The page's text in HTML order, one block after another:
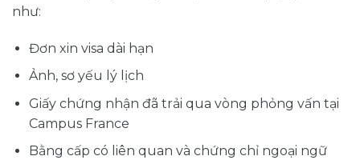
như:
Đơn xin visa dài hạn
Ảnh, sơ yếu lý lịch
Giấy chứng nhận đã trải qua vòng phỏng vấn tại
Campus France
Bằng cấp có liên quan và chứng chỉ ngoại ngữ